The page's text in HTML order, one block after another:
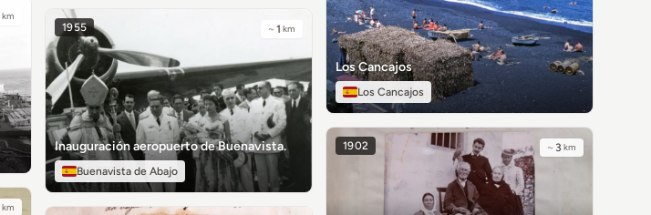
km
km
1955 ~ 1 km
Inauguración aeropuerto de Buenavista.
Buenavista de Abajo
Los Cancajos
Los Cancajos
1902 ~ 3 km